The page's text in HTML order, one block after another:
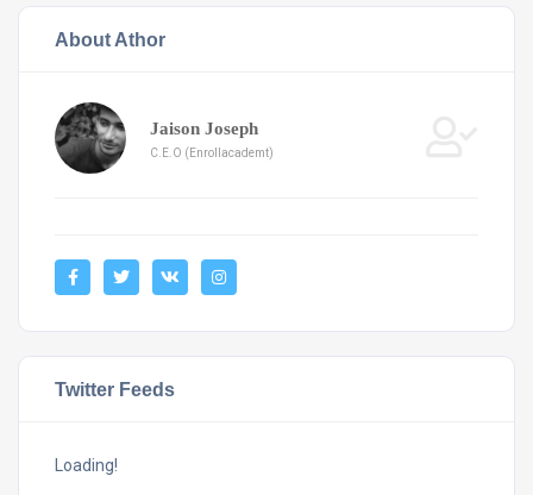
About Athor
Jaison Joseph
C.E.O (Enrollacademt)
Twitter Feeds
Loading!